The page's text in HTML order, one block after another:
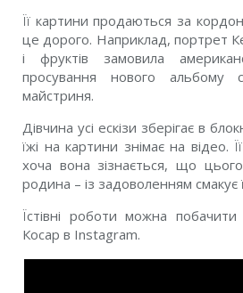
Її картини продаються за
це дорого. Наприклад, портрет
і фруктів замовила
просування нового альбому
майстриня.
Дівчина усі ескізи зберігає в
їжі на картини знімає на відео.
хоча вона зізнається, що
родина – із задоволенням смакує
Їстівні роботи можна
Косар в Instagram.